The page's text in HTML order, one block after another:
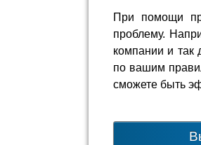
При помощи
проблему.
компании и так
по вашим
сможете быть